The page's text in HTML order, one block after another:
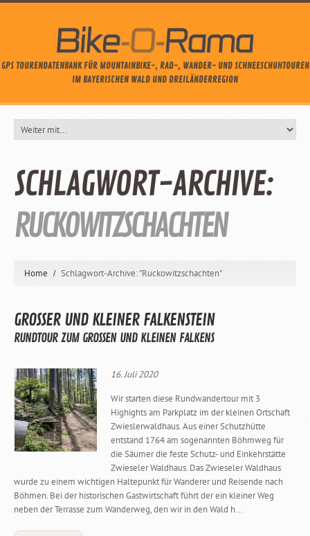
GPS TOURENDATENBANK FÜR MOUNTAINBIKE-, RAD-, WANDER- UND SCHNEESCHUHTOUREN
IM BAYERISCHEN WALD UND DREILÄNDERREGION
SCHLAGWORT-ARCHIVE:
RUCKOWITZSCHACHTEN
Home Schlagwort-Archive: "Ruckowitzschachten"
GROSSER UND KLEINER FALKENSTEIN
RUNDTOUR ZUM GROSSEN UND KLEINEN FALKENS
16. Juli 2020
Wir starten diese Rundwandertour mit 3
Highights am Parkplatz im der kleinen Ortschaft
Zwieslerwaldhaus. Aus einer Schutzhütte
entstand 1764 am sogenannten Böhmweg für
die Säumer die feste Schutz- und Einkehrstätte
Zwieseler Waldhaus. Das Zwieseler Waldhaus
wurde zu einem wichtigen Haltepunkt für Wanderer und Reisende nach
Böhmen. Bei der historischen Gastwirtschaft führt der ein kleiner Weg
neben der Terrasse zum Wanderweg, den wir in den Wald h...